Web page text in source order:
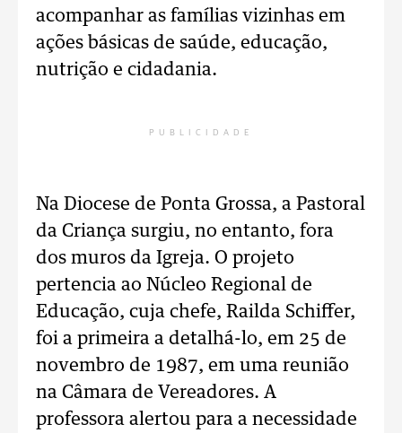
acompanhar as famílias vizinhas em
ações básicas de saúde, educação,
nutrição e cidadania.
PUBLICIDADE
Na Diocese de Ponta Grossa, a Pastoral
da Criança surgiu, no entanto, fora
dos muros da Igreja. O projeto
pertencia ao Núcleo Regional de
Educação, cuja chefe, Railda Schiffer,
foi a primeira a detalhá-lo, em 25 de
novembro de 1987, em uma reunião
na Câmara de Vereadores. A
professora alertou para a necessidade